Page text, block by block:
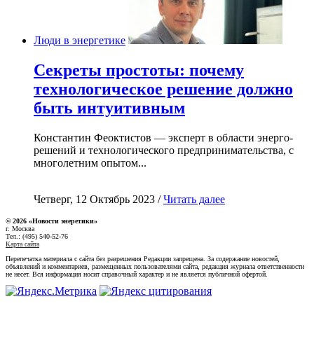
Люди в энергетике
Секреты простоты: почему
технологическое решение должно
быть интуитивным
Константин Феоктистов — эксперт в области энерго-
решений и технологического предпринимательства, с
многолетним опытом...
Четверг, 12 Октябрь 2023 /Читать далее
© 2026 «Новости энеретики»
г. Москва
Тел.: (495) 540-52-76
Карта сайта
Перепечатка материала с сайта без разрешения Редакции запрещена. За содержание новостей,
объявлений и комментариев, размещенных пользователями сайта, редакция журнала ответственности
не несет. Вся информация носит справочный характер и не является публичной офертой.